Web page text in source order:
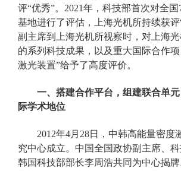
评“优秀”。2021年，科技部首次对全
基地进行了评估，上海光机所持续获评
副主席到上海光机所视察时，对上海
的系列科技成果，以及重大国际合作
激光装置”给予了高度评价。
一、搭建合作平台，组建联合单
际学术地位
2012年4月28日，中韩高能量密度
究中心成立。中国全国政协副主席、
韩国科技部部长李周浩共同为中心揭